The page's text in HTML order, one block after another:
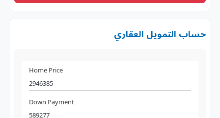
حساب التمويل العقاري
Home Price
Down Payment